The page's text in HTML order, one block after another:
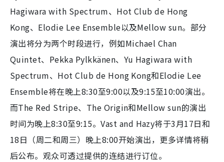
Hagiwara with Spectrum、Hot Club de Hong
Kong、Elodie Lee Ensemble以及Mellow sun。部分
演出将分为两个时段进行，例如Michael Chan
Quintet、Pekka Pylkkänen、Yu Hagiwara with
Spectrum、Hot Club de Hong Kong和Elodie Lee
Ensemble将在晚上8:30至9:00以及9:15至10:00演出。
而The Red Stripe、The Origin和Mellow sun的演出
时间为晚上8:30至9:15。Vast and Hazy将于3月17日和
18日（周二和周三）晚上8:00开始演出，更多详情将稍
后公布。观众可透过提供的连结进行订位。